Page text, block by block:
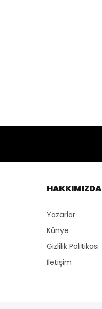
HAKKIMIZDA
Yazarlar
Künye
Gizlilik Politikası
İletişim